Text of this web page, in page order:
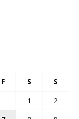
F S S
1
2